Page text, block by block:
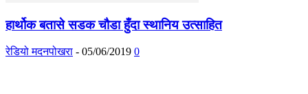
हार्थोक बतासे सडक चौडा हुँदा स्थानिय उत्साहित
रेडियो मदनपोखरा - 05/06/2019 0